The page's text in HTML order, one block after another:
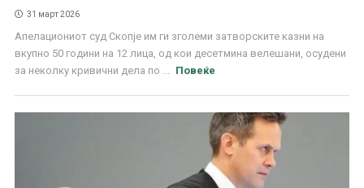
31 март 2026
Апелациониот суд Скопје им ги зголеми затворските казни на
вкупно 50 години на 12 лица, од кои десетмина велешани, осудени
за неколку кривични дела по ...
Повеќе